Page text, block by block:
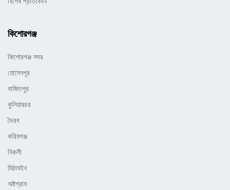
কিশোরগঞ্জ
কিশোরগঞ্জ সদর
হোসেনপুর
বাজিতপুর
কুলিয়ারচর
ভৈরব
করিমগঞ্জ
নিকলী
মিঠামইন
অষ্টগ্রাম